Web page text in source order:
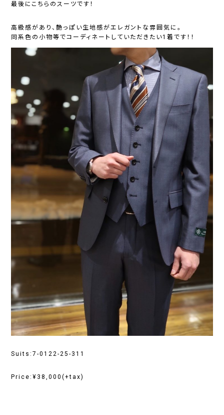
最後にこちらのスーツです！
高級感があり、艶っぽい生地感がエレガントな雰囲気に。
同系色の小物等でコーディネートしていただきたい1着です！！
Suits:7-0122-25-311
Price:¥38,000(+tax)